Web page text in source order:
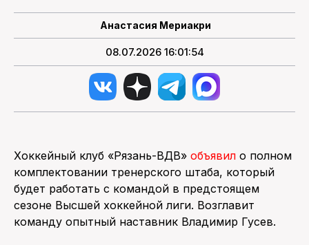
Анастасия Мериакри
08.07.2026 16:01:54
Хоккейный клуб «Рязань-ВДВ» объявил о полном
комплектовании тренерского штаба, который
будет работать с командой в предстоящем
сезоне Высшей хоккейной лиги. Возглавит
команду опытный наставник Владимир Гусев.